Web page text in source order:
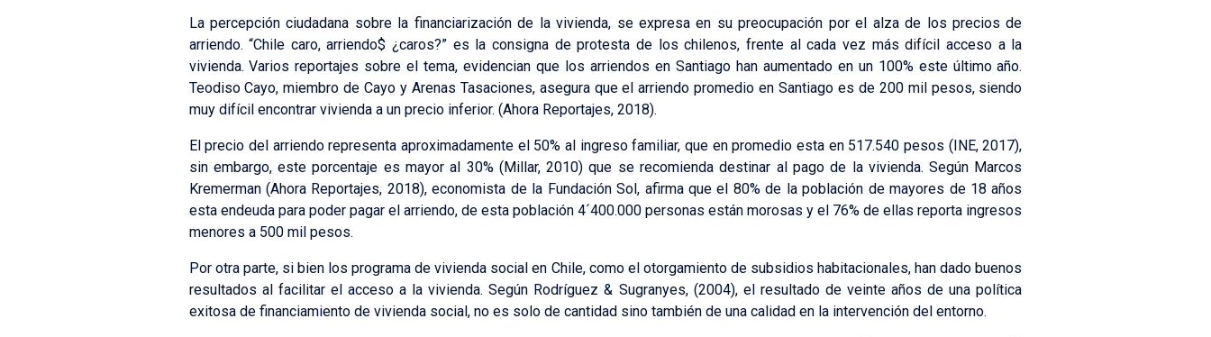
La percepción ciudadana sobre la financiarización de la vivienda, se expresa en su preocupación por el alza de los precios de
arriendo. “Chile caro, arriendo$ ¿caros?” es la consigna de protesta de los chilenos, frente al cada vez más difícil acceso a la
vivienda. Varios reportajes sobre el tema, evidencian que los arriendos en Santiago han aumentado en un 100% este último año.
Teodiso Cayo, miembro de Cayo y Arenas Tasaciones, asegura que el arriendo promedio en Santiago es de 200 mil pesos, siendo
muy difícil encontrar vivienda a un precio inferior. (Ahora Reportajes, 2018).
El precio del arriendo representa aproximadamente el 50% al ingreso familiar, que en promedio esta en 517.540 pesos (INE, 2017),
sin embargo, este porcentaje es mayor al 30% (Millar, 2010) que se recomienda destinar al pago de la vivienda. Según Marcos
Kremerman (Ahora Reportajes, 2018), economista de la Fundación Sol, afirma que el 80% de la población de mayores de 18 años
esta endeuda para poder pagar el arriendo, de esta población 4´400.000 personas están morosas y el 76% de ellas reporta ingresos
menores a 500 mil pesos.
Por otra parte, si bien los programa de vivienda social en Chile, como el otorgamiento de subsidios habitacionales, han dado buenos
resultados al facilitar el acceso a la vivienda. Según Rodríguez & Sugranyes, (2004), el resultado de veinte años de una política
exitosa de financiamiento de vivienda social, no es solo de cantidad sino también de una calidad en la intervención del entorno.